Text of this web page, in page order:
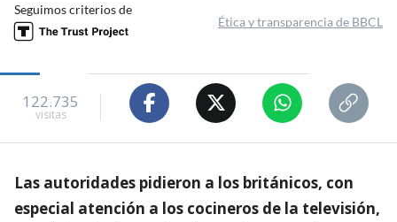
Seguimos criterios de
Ética y transparencia de BBCL
122.735
visitas
Las autoridades pidieron a los británicos, con
especial atención a los cocineros de la televisión,